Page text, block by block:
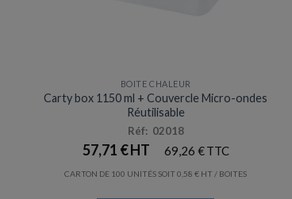
BOITE CHALEUR
Carty box 1150 ml + Couvercle Micro-ondes
Réutilisable
Réf: 02018
57,71 € 69,26 €
CARTON DE 100 UNITÉS SOIT 0,58€ / BOITES